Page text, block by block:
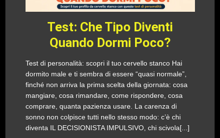
Test: Che Tipo Diventi
Quando Dormi Poco?
Test di personalità: scopri il tuo cervello stanco Hai
dormito male e ti sembra di essere “quasi normale”,
finché non arriva la prima scelta della giornata: cosa
mangiare, cosa rimandare, come rispondere, cosa
comprare, quanta pazienza usare. La carenza di
sonno non colpisce tutti nello stesso modo: c’è chi
diventa IL DECISIONISTA IMPULSIVO, chi scivola[...]